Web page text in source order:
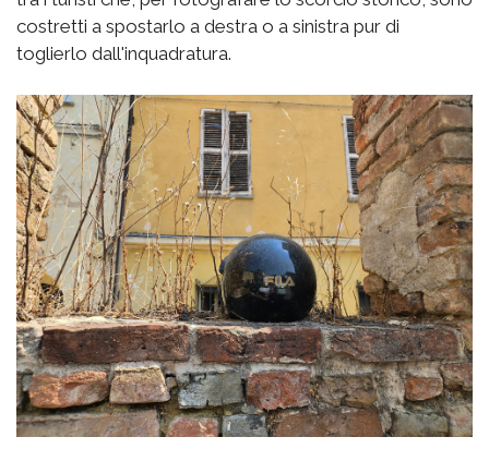
costretti a spostarlo a destra o a sinistra pur di
toglierlo dall'inquadratura.